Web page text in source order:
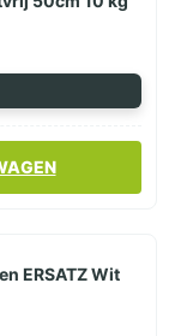
ERSATZ Wit